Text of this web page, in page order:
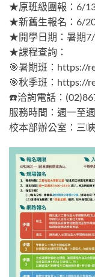
★原班級團報：6/
★新舊生報名：6/
★開學日期：暑期
★課程查詢：
🎯暑期班：https://
🎯秋季班：https://
☎️洽詢電話：
服務時間：週一至
校本部辦公室：三